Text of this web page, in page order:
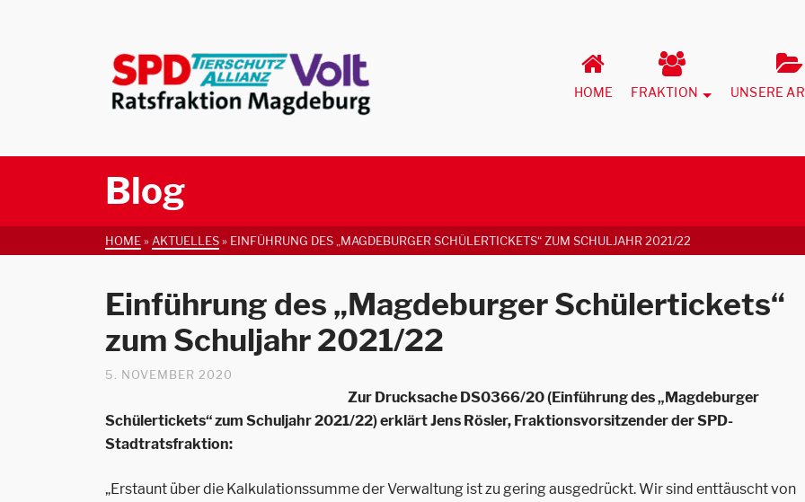
HOME FRAKTION UNSERE
Blog
HOME» AKTUELLES» EINFÜHRUNG DES „MAGDEBURGER SCHÜLERTICKETS“ ZUM SCHULJAHR 2021/22
Einführung des „Magdeburger Schülertickets“
zum Schuljahr 2021/22
5. NOVEMBER 2020
Zur Drucksache DS0366/20 (Einführung des „Magdeburger
Schülertickets“ zum Schuljahr 2021/22) erklärt Jens Rösler, Fraktionsvorsitzender der SPD-
Stadtratsfraktion:
„Erstaunt über die Kalkulationssumme der Verwaltung ist zu gering ausgedrückt. Wir sind enttäuscht von